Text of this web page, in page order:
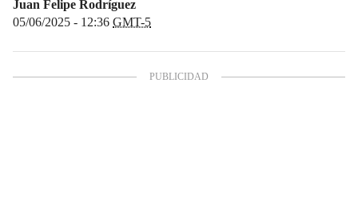
Juan Felipe Rodríguez
05/06/2025 - 12:36 GMT-5